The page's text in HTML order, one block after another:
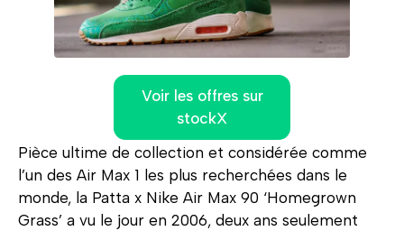
Voir les offres sur
stockX
Pièce ultime de collection et considérée comme
l’un des Air Max 1 les plus recherchées dans le
monde, la Patta x Nike Air Max 90 ‘Homegrown
Grass’ a vu le jour en 2006, deux ans seulement